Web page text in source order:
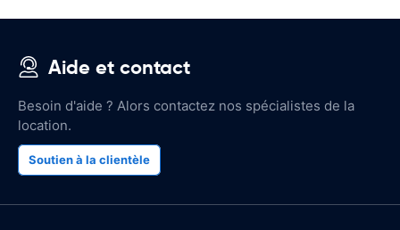
Aide et contact
Besoin d'aide ? Alors contactez nos spécialistes de la
location.
Soutien à la clientèle